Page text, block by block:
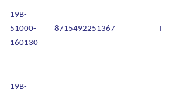
19B-
51000-
160130
8715492251367
19B-